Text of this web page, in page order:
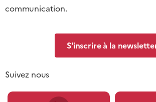
communication.
S'inscrire à la
Suivez nous